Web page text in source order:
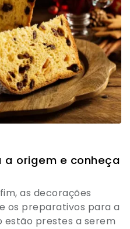
a origem e conheça
as decorações
os preparativos para a
estão prestes a serem